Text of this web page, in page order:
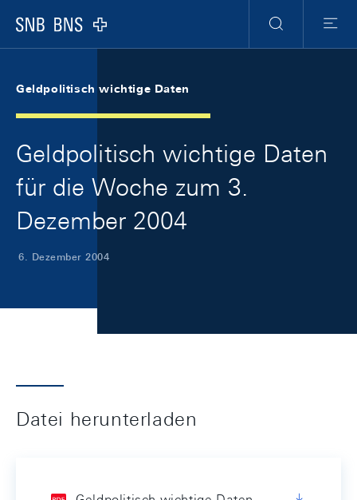
Logo
Suche
Menu
Geldpolitisch wichtige Daten
Geldpolitisch wichtige Daten
für die Woche zum 3.
Dezember 2004
6. Dezember 2004
Datei herunterladen